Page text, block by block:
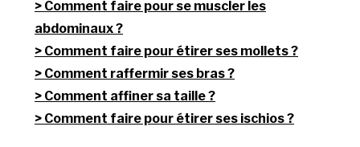
Comment faire pour se muscler les
abdominaux ?
Comment faire pour étirer ses mollets ?
Comment raffermir ses bras ?
Comment affiner sa taille ?
Comment faire pour étirer ses ischios ?